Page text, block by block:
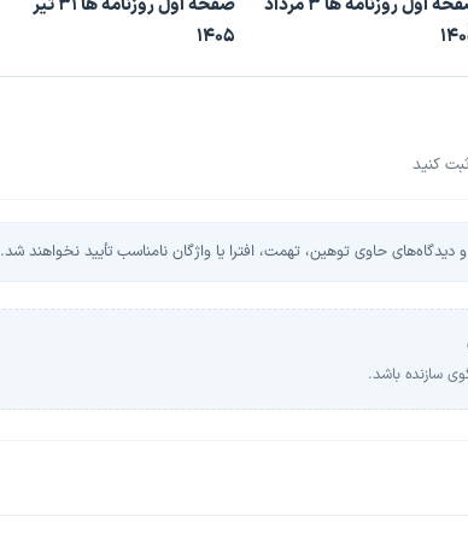
1405
کنید
حاوی توهین، تهمت، افترا یا واژگان نامناسب تأیید نخواهند شد.
سازنده باشد.